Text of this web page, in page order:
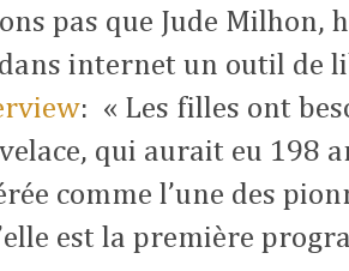
pas que Jude Milhon,
internet un outil de
: « Les filles ont
qui aurait eu 198
comme l’une des
est la première